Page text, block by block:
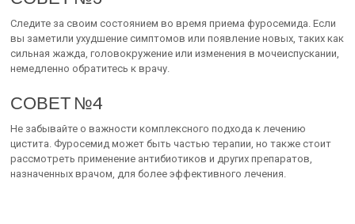
Следите за своим состоянием во время приема фуросемида. Если
вы заметили ухудшение симптомов или появление новых, таких как
сильная жажда, головокружение или изменения в мочеиспускании,
немедленно обратитесь к врачу.
СОВЕТ №4
Не забывайте о важности комплексного подхода к лечению
цистита. Фуросемид может быть частью терапии, но также стоит
рассмотреть применение антибиотиков и других препаратов,
назначенных врачом, для более эффективного лечения.